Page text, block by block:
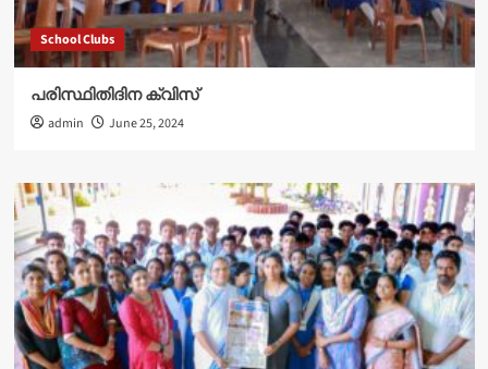
School Clubs
പരിസ്ഥിതിദിന ക്വിസ്
admin June 25, 2024